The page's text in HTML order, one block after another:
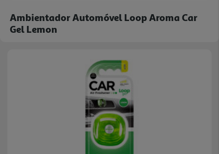
Ambientador Automóvel Loop Aroma Car
Gel Lemon